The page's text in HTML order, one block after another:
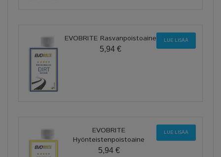
EVOBRITE Rasvanpoistoaine
5,94 €
LUE LISÄÄ
EVOBRITE
Hyönteistenpoistoaine
5,94 €
LUE LISÄÄ